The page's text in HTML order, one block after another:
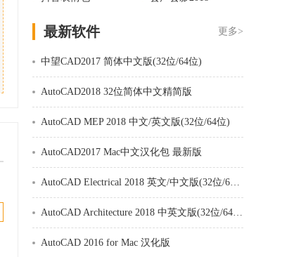
最新软件 更多>
中望CAD2017 简体中文版(32位/64位)
AutoCAD2018 32位简体中文精简版
AutoCAD MEP 2018 中文/英文版(32位/64位)
AutoCAD2017 Mac中文汉化包 最新版
AutoCAD Electrical 2018 英文/中文版(32位/64位)
AutoCAD Architecture 2018 中英文版(32位/64位)
AutoCAD 2016 for Mac 汉化版